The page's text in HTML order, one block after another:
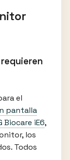
el
pantalla
Biocare iE6,
los
Todos